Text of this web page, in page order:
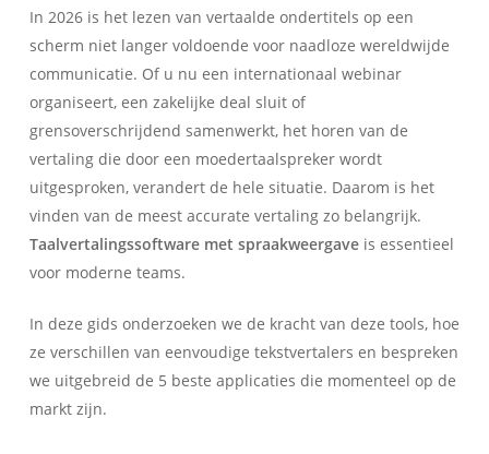
In 2026 is het lezen van vertaalde ondertitels op een
scherm niet langer voldoende voor naadloze wereldwijde
communicatie. Of u nu een internationaal webinar
organiseert, een zakelijke deal sluit of
grensoverschrijdend samenwerkt, het horen van de
vertaling die door een moedertaalspreker wordt
uitgesproken, verandert de hele situatie. Daarom is het
vinden van de meest accurate vertaling zo belangrijk.
Taalvertalingssoftware met spraakweergaveis essentieel
voor moderne teams.
In deze gids onderzoeken we de kracht van deze tools, hoe
ze verschillen van eenvoudige tekstvertalers en bespreken
we uitgebreid de 5 beste applicaties die momenteel op de
markt zijn.